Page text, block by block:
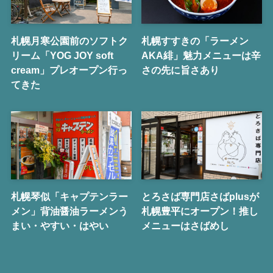
札幌月寒公園前のソフトク
リーム「YOG JOY soft
cream」プレオープン行っ
てきた
札幌すすきの「ラーメン
AKA緋」魅力メニューは辛
さの先に旨さあり
札幌琴似「キャプテンラー
メン」背油醤油ラーメンう
まい・やすい・はやい
とろさば専門店さばplusが
札幌豊平にオープン！推し
メニューはさばめし